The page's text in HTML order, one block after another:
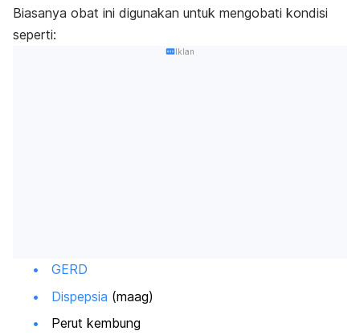
Biasanya obat ini digunakan untuk mengobati kondisi
seperti:
Iklan
GERD
Dispepsia (maag)
Perut kembung